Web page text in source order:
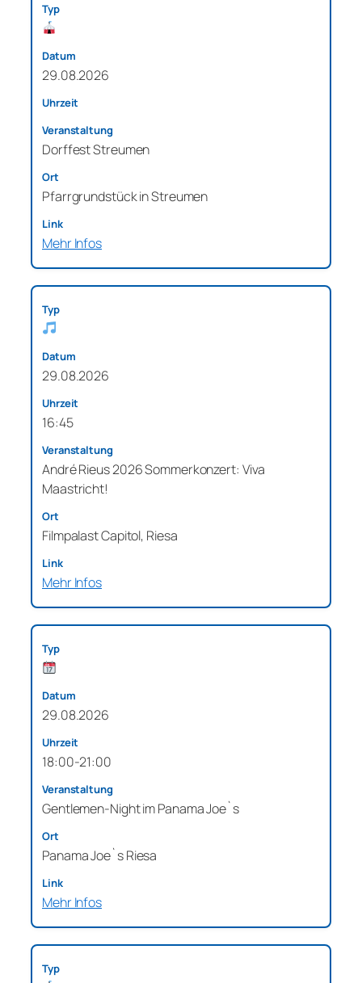
29.08.2026
Dorffest Streumen
Pfarrgrundstück in Streumen
Mehr Infos
29.08.2026
16:45
André Rieus 2026 Sommerkonzert: Viva
Maastricht!
Filmpalast Capitol, Riesa
Mehr Infos
29.08.2026
18:00-21:00
Gentlemen-Night im Panama Joe`s
Panama Joe`s Riesa
Mehr Infos